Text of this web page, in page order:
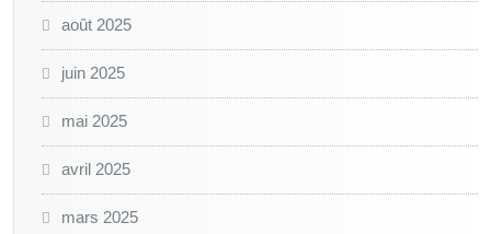
août 2025
juin 2025
mai 2025
avril 2025
mars 2025